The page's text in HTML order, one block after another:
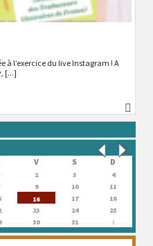
à l’exercice du live Instagram ! A
[...]
V S D
2 3
4
9 10
11
16 17
18
23 24
25
30 31 1